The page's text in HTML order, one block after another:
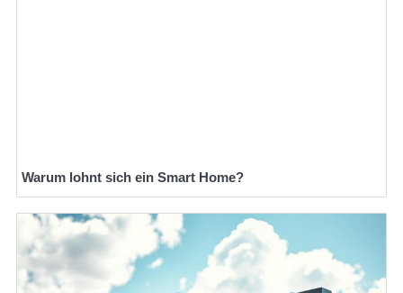
Warum lohnt sich ein Smart Home?